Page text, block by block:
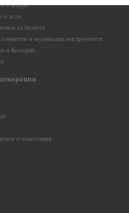
и цифри
и ъгли
за бижута
и музикални инструменти
и Коледни
и пожелания